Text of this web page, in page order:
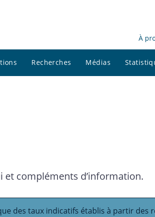
À
Recherches Médias
et compléments d’information.
des taux indicatifs établis à partir des